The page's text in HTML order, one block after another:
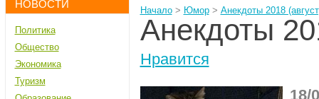
НОВОСТИ
Политика
Общество
Экономика
Туризм
Начало> Юмор> Анекдоты 2018
Анекдоты
Нравится
18/